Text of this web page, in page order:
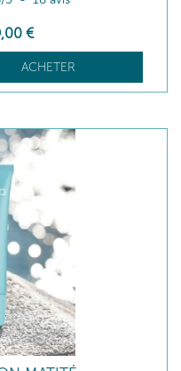
,00 €
ACHETER